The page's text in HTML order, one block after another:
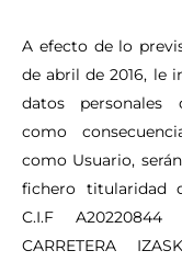
A efecto de lo
de abril de 2016, le
datos personales
como
como Usuario,
fichero titularidad
C.I.F
CARRETERA